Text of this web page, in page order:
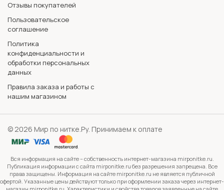
Отзывы покупателей
Пользовательское
соглашение
Политика
конфиденциальности и
обработки персональных
данных
Правила заказа и работы с
нашим магазином
© 2026 Мир по нитке.Ру. Принимаем к оплате
Вся информация на сайте – собственность интернет-магазина mirponitke.ru.
Публикация информации с сайта mirponitke.ru без разрешения запрещена. Все
права защищены. Информация на сайте mirponitke.ru не является публичной
офертой. Указанные цены действуют только при оформлении заказа через интернет-